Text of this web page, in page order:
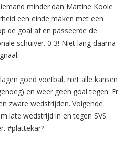
minder dan Martine Koole
een einde maken met een
de goal af en passeerde de
schuiver. 0-3! Niet lang daarna
goed voetbal, niet alle kansen
en weer geen goal tegen. Er
zware wedstrijden. Volgende
late wedstrijd in en tegen SVS.
#plattekar?